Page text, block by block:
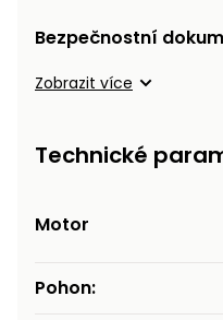
Bezpečnostní
Zobrazit více
Technické
Motor
Pohon: